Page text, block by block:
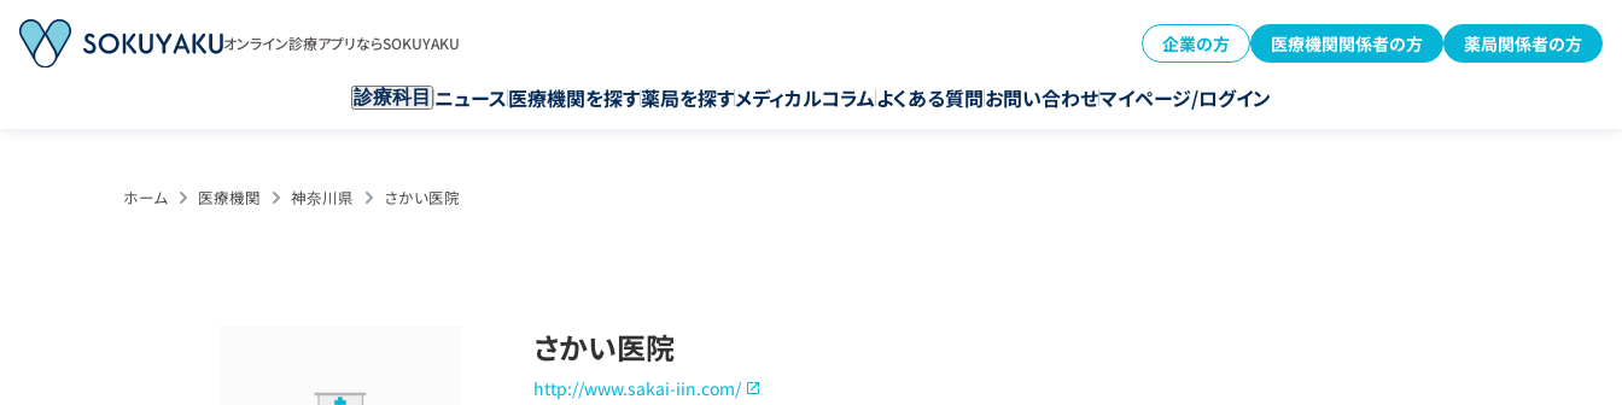
オンライン診療アプリならSOKUYAKU 企業の方 医療機関関係者の方 薬局関係者の方
診療科目 ニュース医療機関を探す薬局を探すメディカルコラムよくある質問お問い合わせマイページ/ログイン
ホーム 医療機関 神奈川県 さかい医院
さかい医院
http://www.sakai-iin.com/